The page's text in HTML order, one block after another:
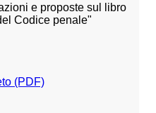
e proposte sul libro
Codice penale"
(PDF)